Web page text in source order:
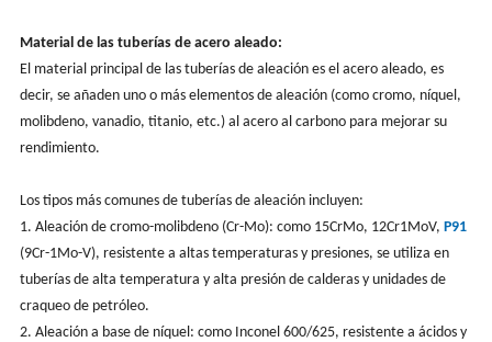
Material de las tuberías de acero aleado:
El material principal de las tuberías de aleación es el acero aleado, es
decir, se añaden uno o más elementos de aleación (como cromo, níquel,
molibdeno, vanadio, titanio, etc.) al acero al carbono para mejorar su
rendimiento.
Los tipos más comunes de tuberías de aleación incluyen:
1. Aleación de cromo-molibdeno (Cr-Mo): como 15CrMo, 12Cr1MoV, P91
(9Cr-1Mo-V), resistente a altas temperaturas y presiones, se utiliza en
tuberías de alta temperatura y alta presión de calderas y unidades de
craqueo de petróleo.
2. Aleación a base de níquel: como Inconel 600/625, resistente a ácidos y